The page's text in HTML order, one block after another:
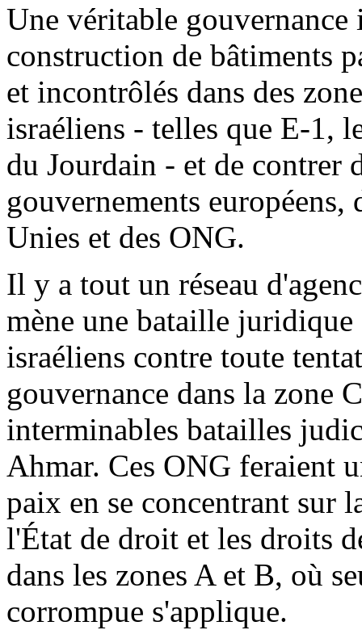
Une véritable
construction de bâtiments
et incontrôlés dans des
israéliens - telles que E-1,
du Jourdain - et de contrer
gouvernements européens,
Unies et des ONG.
Il y a tout un réseau
mène une bataille
israéliens contre toute
gouvernance dans la zone
interminables batailles
Ahmar. Ces ONG feraient
paix en se concentrant sur
l'État de droit et les droits
dans les zones A et B, où
corrompue s'applique.